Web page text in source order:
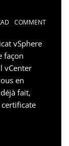
COMMENT
vSphere
façon
vCenter
en
fait,